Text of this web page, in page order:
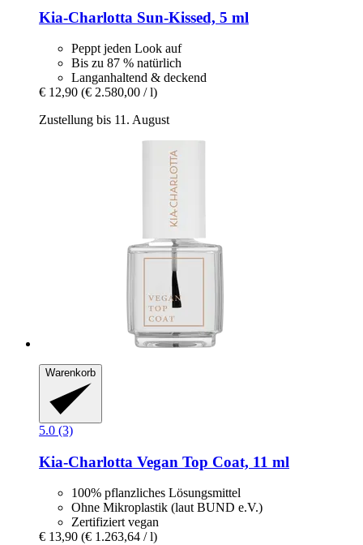
Kia-Charlotta Sun-​Kissed, 5 ml
Peppt jeden Look auf
Bis zu 87 % natürlich
Langanhaltend & deckend
€ 12,90 (€ 2.580,00 / l)
Zustellung bis 11. August
Warenkorb
5.0 (3)
Kia-Charlotta Vegan Top Coat, 11 ml
100% pflanzliches Lösungsmittel
Ohne Mikroplastik (laut BUND e.V.)
Zertifiziert vegan
€ 13,90 (€ 1.263,64 / l)